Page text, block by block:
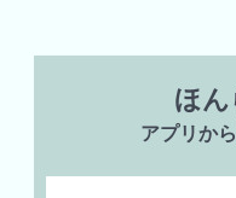
ほん
アプリか